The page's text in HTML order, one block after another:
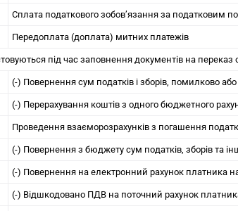
Сплата податкового зобов’язання за податковим
Передоплата (доплата) митних платежів
під час заповнення документів на переказ
(-) Повернення сум податків і зборів, помилково
(-) Перерахування коштів з одного бюджетного
Проведення взаєморозрахунків з погашення
(-) Повернення з бюджету сум податків, зборів та
(-) Повернення на електронний рахунок платника
(-) Відшкодовано ПДВ на поточний рахунок